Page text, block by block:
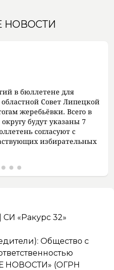
НОВОСТИ
в бюллетене для
Совет Липецкой
жеребьёвки. Всего в
будут указаны 7
согласуют с
избирательных
«Ракурс 32»
Общество с
НОВОСТИ» (ОГРН